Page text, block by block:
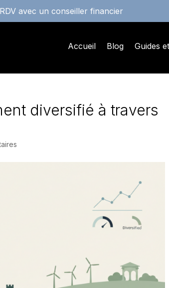
avec un conseiller financier
Accueil Blog Guides
diversifié à travers